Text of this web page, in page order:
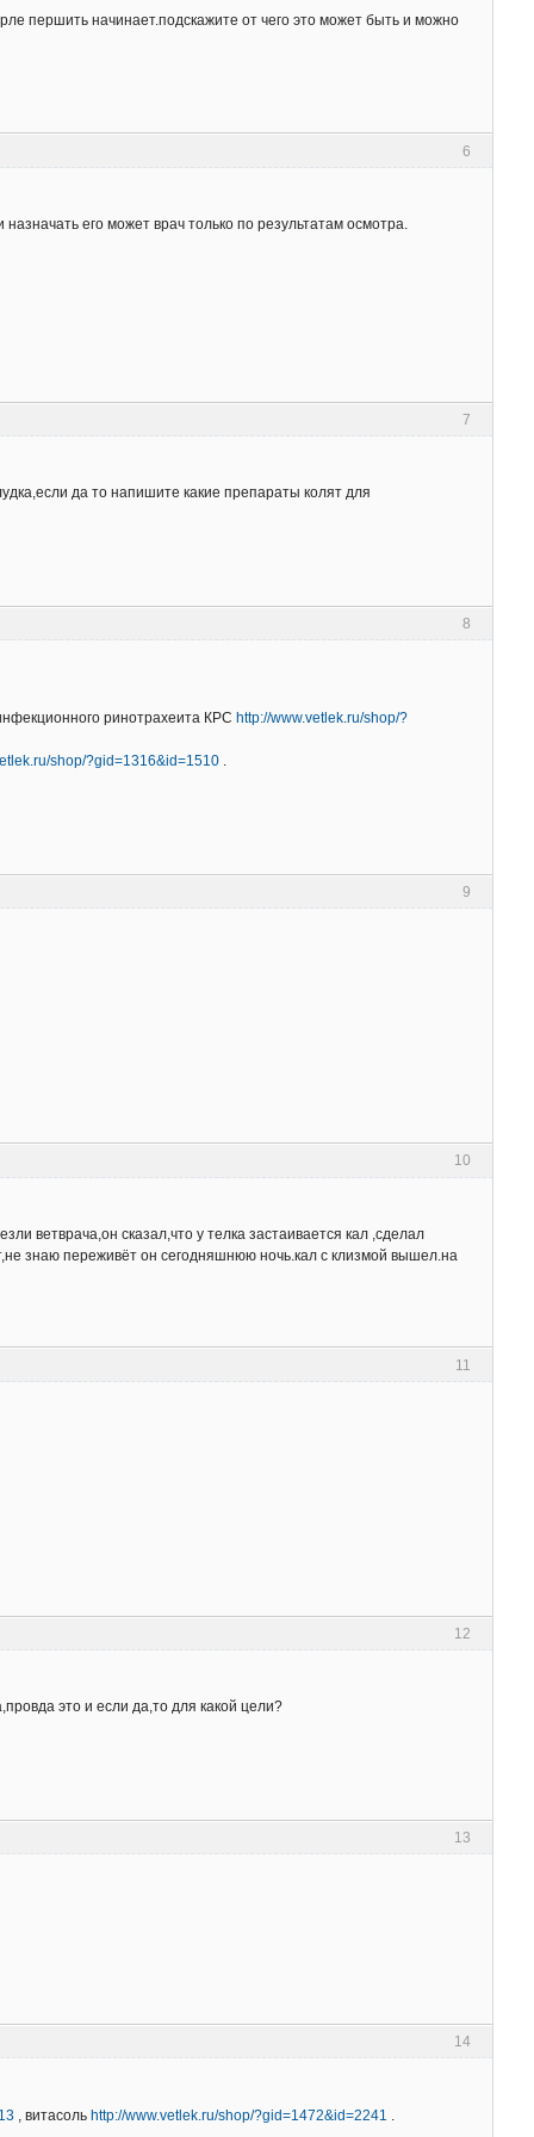
першить начинает.подскажите от чего это может быть и можно
6
его может врач только по результатам осмотра.
7
да то напишите какие препараты колят для
8
ринотрахеита КРС http://www.vetlek.ru/shop/?
shop/?gid=1316&id=1510.
9
10
ветврача,он сказал,что у телка застаивается кал ,сделал
знаю переживёт он сегодняшнюю ночь.кал с клизмой вышел.на
11
12
это и если да,то для какой цели?
13
14
, витасоль http://www.vetlek.ru/shop/?gid=1472&id=2241